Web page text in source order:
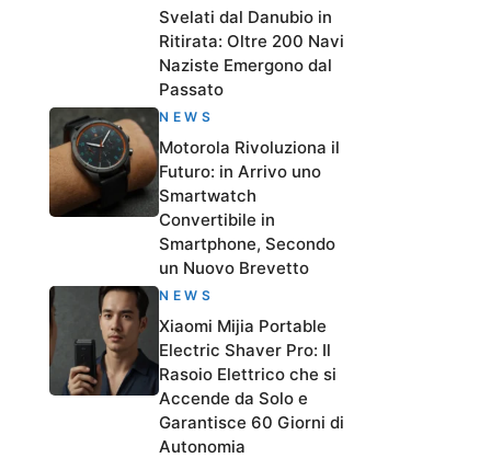
Svelati dal Danubio in
Ritirata: Oltre 200 Navi
Naziste Emergono dal
Passato
NEWS
Motorola Rivoluziona il
Futuro: in Arrivo uno
Smartwatch
Convertibile in
Smartphone, Secondo
un Nuovo Brevetto
NEWS
Xiaomi Mijia Portable
Electric Shaver Pro: Il
Rasoio Elettrico che si
Accende da Solo e
Garantisce 60 Giorni di
Autonomia